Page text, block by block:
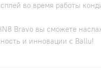
во время работы
Bravo вы сможете
и инновации с Ballu!